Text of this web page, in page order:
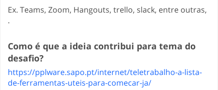
Ex. Teams, Zoom, Hangouts, trello, slack, entre outras,
.
Como é que a ideia contribui para tema do
desafio?
https://pplware.sapo.pt/internet/teletrabalho-a-lista-
de-ferramentas-uteis-para-comecar-ja/